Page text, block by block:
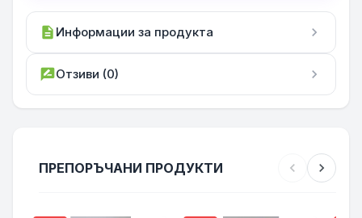
description Информации за продукта chevron_right
rate_reviewОтзиви (0) chevron_right
ПРЕПОРЪЧАНИ ПРОДУКТИ chevron_left chevron_right